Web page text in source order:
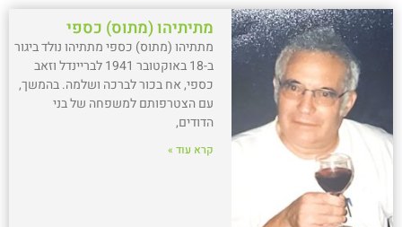
מתיתיהו (מתוס) כספי
מתתיהו (מתוס) כספי מתתיהו נולד ביגור
ב-18 באוקטובר 1941 לבריינדל וזאב
כספי, אח בכור לברכה ושלמה. בהמשך,
עם הצטרפותם למשפחה של בני
הדודים,
קרא עוד »